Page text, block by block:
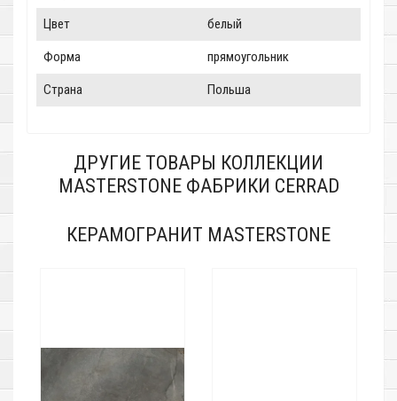
Цвет белый
Форма прямоугольник
Страна Польша
ДРУГИЕ ТОВАРЫ КОЛЛЕКЦИИ
MASTERSTONE ФАБРИКИ CERRAD
КЕРАМОГРАНИТ MASTERSTONE